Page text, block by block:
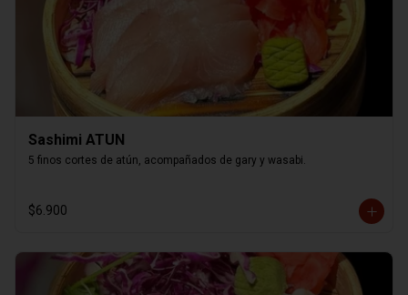
Sashimi ATUN
5 finos cortes de atún, acompañados de gary y wasabi.
$6.900